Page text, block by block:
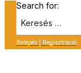
Search for:
Belépés | Regisztráció